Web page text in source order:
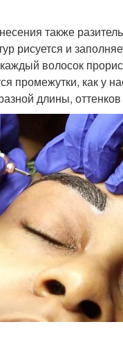
также
рисуется и
волосок
промежутки, как у
длины,